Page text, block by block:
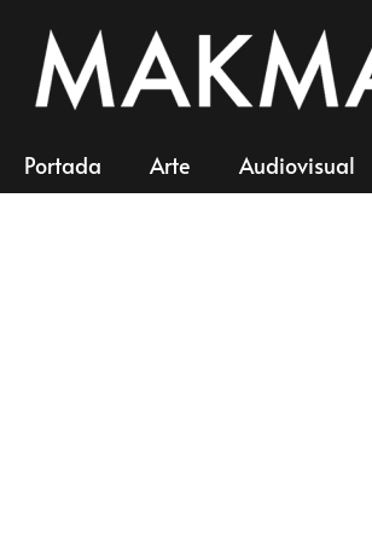
Portada Arte Audiovisual